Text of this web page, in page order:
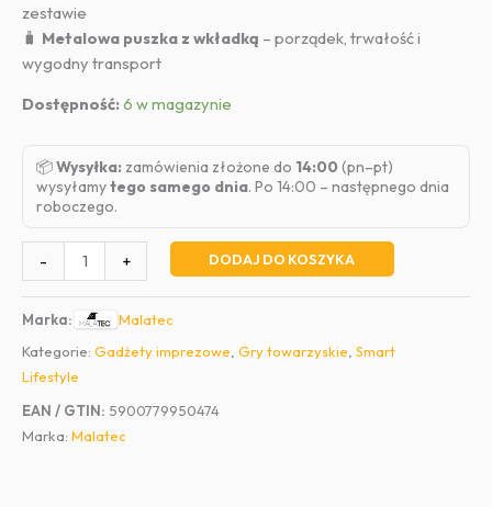
zestawie
🧳 Metalowa puszka z wkładką – porządek, trwałość i
wygodny transport
Dostępność:6 w magazynie
📦Wysyłka: zamówienia złożone do 14:00 (pn–pt)
wysyłamytego samego dnia. Po 14:00 – następnego dnia
roboczego.
-
Zestaw
do
pokera
TEXAS
200
żetonów
w
+ DODAJ DO KOSZYKA
Marka:
Malatec
Kategorie: Gadżety imprezowe Gry towarzyskie Smart
Lifestyle
EAN / GTIN: 5900779950474
Marka: Malatec